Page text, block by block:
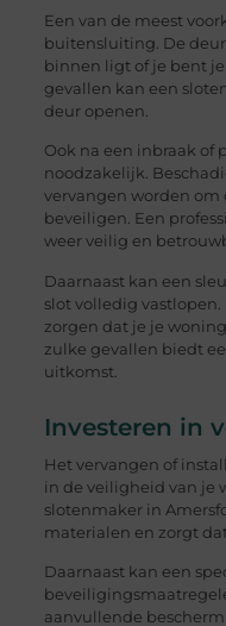
Een van de meest
buitensluiting. De
binnen ligt of je bent
gevallen kan een
deur openen.
Ook na een inbraak of
noodzakelijk.
vervangen worden om
beveiligen. Een
weer veilig en
Daarnaast kan een
slot volledig
zorgen dat je je
zulke gevallen biedt
uitkomst.
Investeren in
Het vervangen of
in de veiligheid van je
slotenmaker in
materialen en zorgt
Daarnaast kan een
aanvullende